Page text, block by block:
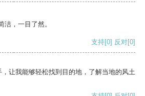
洁，一目了然。
支持[0] 反对[0]
让我能够轻松找到目的地，了解当地的风土